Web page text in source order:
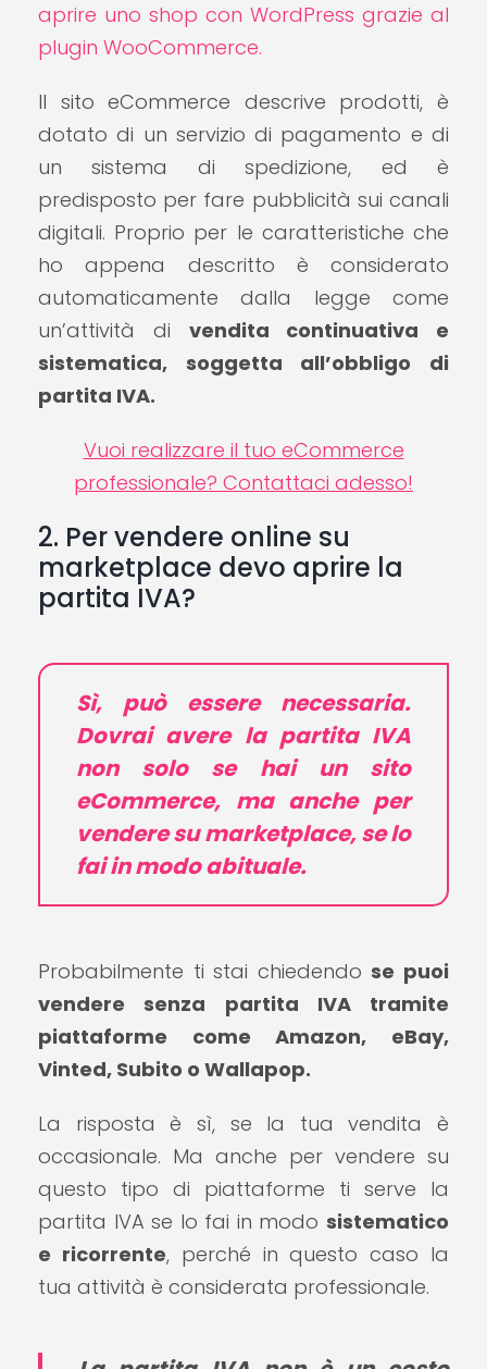
aprire uno shop con WordPress grazie al
plugin WooCommerce.
Il sito eCommerce descrive prodotti, è
dotato di un servizio di pagamento e di
un sistema di spedizione, ed è
predisposto per fare pubblicità sui canali
digitali. Proprio per le caratteristiche che
ho appena descritto è considerato
automaticamente dalla legge come
un’attività di vendita continuativa e
sistematica, soggetta all’obbligo di
partita IVA.
Vuoi realizzare il tuo eCommerce
professionale? Contattaci adesso!
2. Per vendere online su
marketplace devo aprire la
partita IVA?
Sì, può essere necessaria.
Dovrai avere la partita IVA
non solo se hai un sito
eCommerce, ma anche per
vendere su marketplace, se lo
fai in modo abituale.
Probabilmente ti stai chiedendose puoi
vendere senza partita IVA tramite
piattaforme come Amazon, eBay,
Vinted, Subito o Wallapop.
La risposta è sì, se la tua vendita è
occasionale. Ma anche per vendere su
questo tipo di piattaforme ti serve la
partita IVA se lo fai in modo sistematico
e ricorrente, perché in questo caso la
tua attività è considerata professionale.